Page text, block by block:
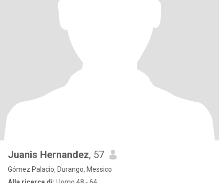
Juanis Hernandez, 57
Gómez Palacio, Durango, Messico